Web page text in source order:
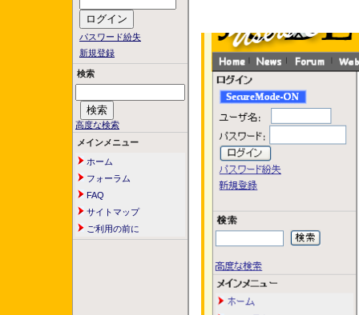
パスワード紛失
新規登録
検索
高度な検索
メインメニュー
ホーム
フォーラム
FAQ
サイトマップ
ご利用の前に